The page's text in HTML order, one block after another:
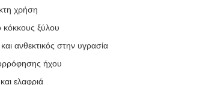
χρήση
κόκκους ξύλου
ανθεκτικός στην υγρασία
ήχου
ελαφριά